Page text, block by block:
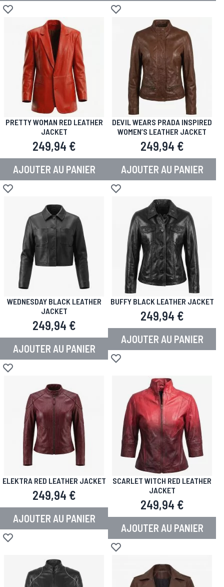
Ajouter à la liste d'achats Ajouter à la liste d'achats
PRETTY WOMAN RED LEATHER
JACKET
249,94 €
AJOUTER AU PANIER
Ajouter à la liste d'achats
DEVIL WEARS PRADA INSPIRED
WOMEN’S LEATHER JACKET
249,94 €
AJOUTER AU PANIER
Ajouter à la liste d'achats
WEDNESDAY BLACK LEATHER
JACKET
249,94 €
AJOUTER AU PANIER
Ajouter à la liste d'achats
BUFFY BLACK LEATHER JACKET
249,94 €
AJOUTER AU PANIER
Ajouter à la liste d'achats
ELEKTRA RED LEATHER JACKET
249,94 €
AJOUTER AU PANIER
Ajouter à la liste d'achats
SCARLET WITCH RED LEATHER
JACKET
249,94 €
AJOUTER AU PANIER
Ajouter à la liste d'achats